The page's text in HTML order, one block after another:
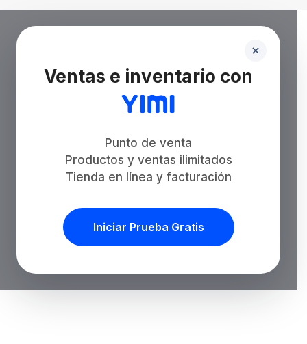
Ventas e inventario con
Punto de venta
Productos y ventas ilimitados
Tienda en línea y facturación
Iniciar Prueba Gratis